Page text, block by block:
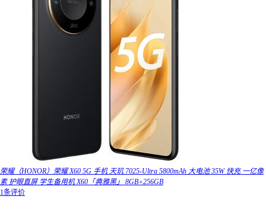
荣耀（HONOR）荣耀 X60 5G 手机 天玑 7025-Ultra 5800mAh 大电池 35W 快充 一亿像
素 护眼直屏 学生备用机 X60「典雅黑」 8GB+256GB
1条评价